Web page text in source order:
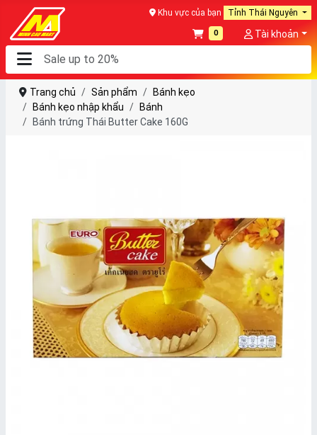
Khu vực của bạn Tỉnh Thái Nguyên
0 Tài khoản
Trang chủ Sản phẩm
Bánh kẹo
Bánh kẹo nhập khẩu
Bánh
Bánh trứng Thái Butter Cake 160G